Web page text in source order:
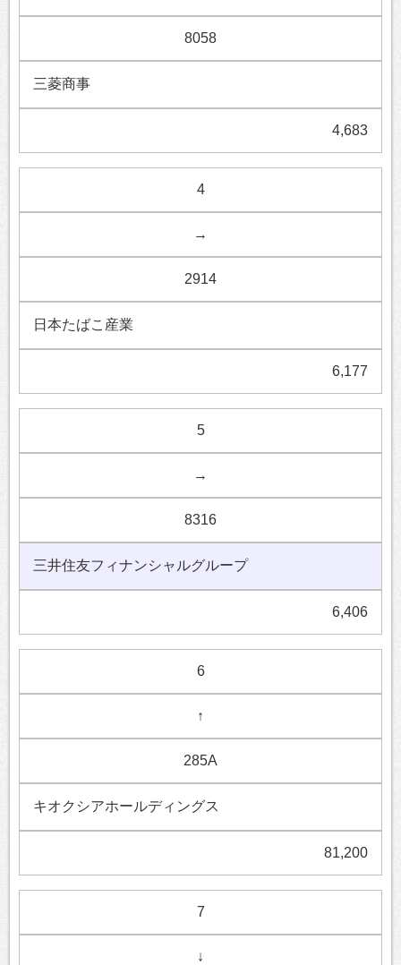
8058
三菱商事
4,683
4
→
2914
日本たばこ産業
6,177
5
→
8316
三井住友フィナンシャルグループ
6,406
6
↑
285A
キオクシアホールディングス
81,200
7
↓